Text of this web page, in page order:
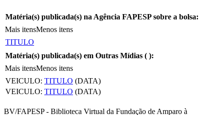
Matéria(s) publicada(s) na Agência FAPESP sobre a bolsa:
Mais itensMenos itens
TITULO
Matéria(s) publicada(s) em Outras Mídias ( ):
Mais itensMenos itens
VEICULO: TITULO (DATA)
VEICULO: TITULO (DATA)
BV/FAPESP - Biblioteca Virtual da Fundação de Amparo à